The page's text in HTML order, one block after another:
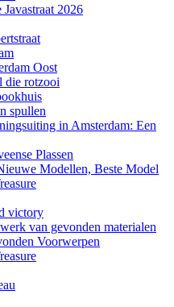
2026
Oost
die rotzooi
spullen
in Amsterdam: Een
Plassen
Modellen, Beste Model
victory
van gevonden materialen
Voorwerpen